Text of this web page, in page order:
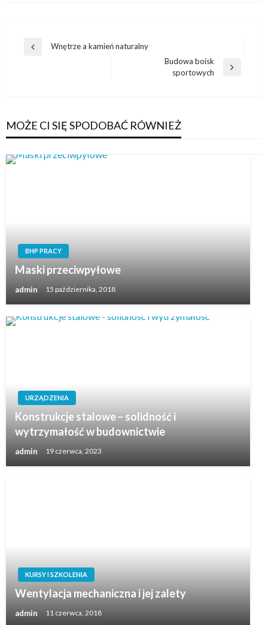
Nawigacja
PoprzedniWnętrze a kamień naturalny
Budowa boisk
sportowych
MOŻE CI SIĘ SPODOBAĆ RÓWNIEŻ
BHP PRACY
Maski przeciwpyłowe
admin 15 października, 2018
URZĄDZENIA
Konstrukcje stalowe – solidność i
wytrzymałość w budownictwie
admin 19 czerwca, 2023
KURSY I SZKOLENIA
Wentylacja mechaniczna i jej zalety
admin 11 czerwca, 2018